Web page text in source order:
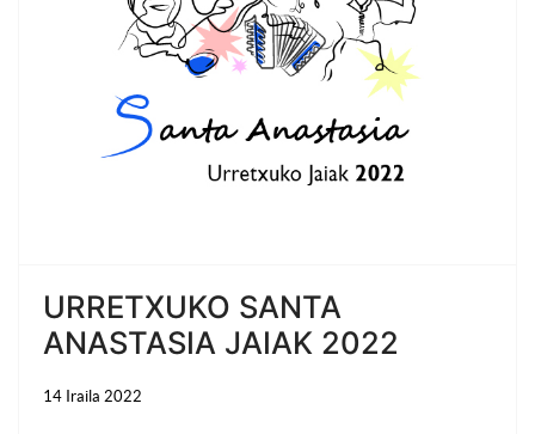
URRETXUKO SANTA
ANASTASIA JAIAK 2022
14 Iraila 2022